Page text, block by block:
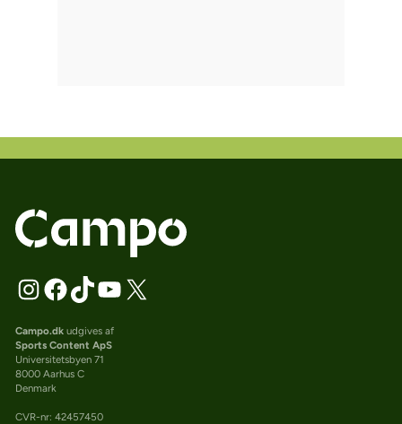
Campo.dkudgives af
Sports Content ApS
Universitetsbyen 71
8000 Aarhus C
Denmark
CVR-nr: 42457450